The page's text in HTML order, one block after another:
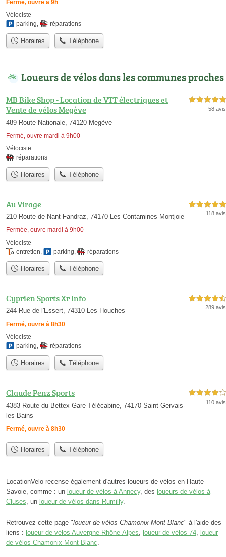
Fermé, ouvre à 9h
Vélociste
parking, réparations
Horaires Téléphone
Loueurs de vélos dans les communes proches
MB Bike Shop - Location de VTT électriques et
Vente de vélos Megève
489 Route Nationale, 74120 Megève
Fermé, ouvre mardi à 9h00
5,0 étoiles sur 5
58 avis
Vélociste
réparations
Horaires Téléphone
Au Virage
210 Route de Nant Fandraz, 74170 Les Contamines-Montjoie
Fermée, ouvre mardi à 9h00
5,0 étoiles sur 5
118 avis
Vélociste
entretien, parking, réparations
Horaires Téléphone
Cyprien Sports Xr Info
244 Rue de l'Essert, 74310 Les Houches
Fermé, ouvre à 8h30
4,5 étoiles sur 5
289 avis
Vélociste
parking, réparations
Horaires Téléphone
Claude Penz Sports
4383 Route du Bettex Gare Télécabine, 74170 Saint-Gervais-
les-Bains
Fermé, ouvre à 8h30
4,0 étoiles sur 5
110 avis
Horaires Téléphone
LocationVelo recense également d'autres loueurs de vélos en Haute-
Savoie, comme : un loueur de vélos à Annecy, des loueurs de vélos à
Cluses, un loueur de vélos dans Rumilly.
Retrouvez cette page "loueur de vélos Chamonix-Mont-Blanc" à l'aide des
liens : loueur de vélos Auvergne-Rhône-Alpes, loueur de vélos 74, loueur
de vélos Chamonix-Mont-Blanc.